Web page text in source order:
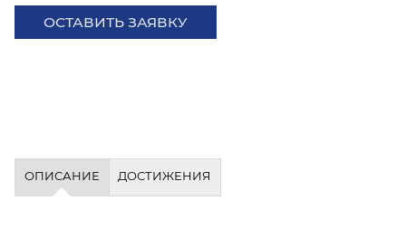
ОСТАВИТЬ ЗАЯВКУ
ОПИСАНИЕ ДОСТИЖЕНИЯ